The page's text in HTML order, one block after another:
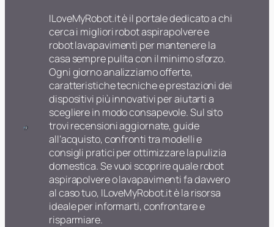
ILoveMyRobot.it è il portale dedicato a chi
cerca i migliori robot aspirapolvere e
robot lavapavimenti per mantenere la
casa sempre pulita con il minimo sforzo.
Ogni giorno analizziamo offerte,
caratteristiche tecniche e prestazioni dei
dispositivi più innovativi per aiutarti a
scegliere in modo consapevole. Sul sito
trovi recensioni aggiornate, guide
all’acquisto, confronti tra modelli e
consigli pratici per ottimizzare la pulizia
domestica. Se vuoi scoprire quale robot
aspirapolvere o lavapavimenti fa davvero
al caso tuo, ILoveMyRobot.it è la risorsa
ideale per informarti, confrontare e
risparmiare.